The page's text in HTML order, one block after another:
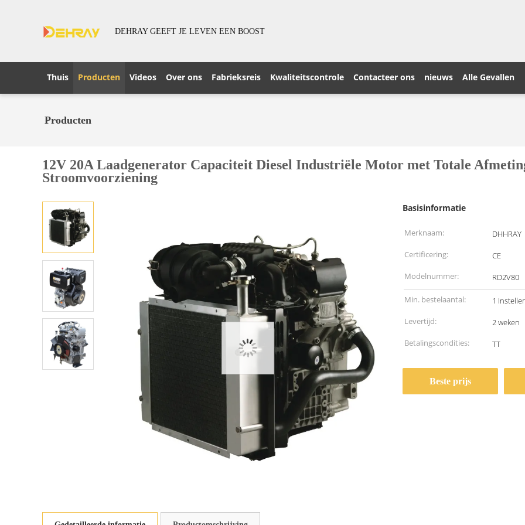
DEHRAY GEEFT JE LEVEN EEN BOOST
Thuis Producten Videos Over ons Fabrieksreis Kwaliteitscontrole Contacteer ons nieuws Alle Gevallen
Producten
12V 20A Laadgenerator Capaciteit Diesel Industriële Motor met Totale
Stroomvoorziening
Basisinformatie
Merknaam:
DHHRAY
Certificering:
CE
Modelnummer:
RD2V80
Min. bestelaantal:
1
Levertijd:
2 weken
Betalingscondities:
TT
Beste prijs